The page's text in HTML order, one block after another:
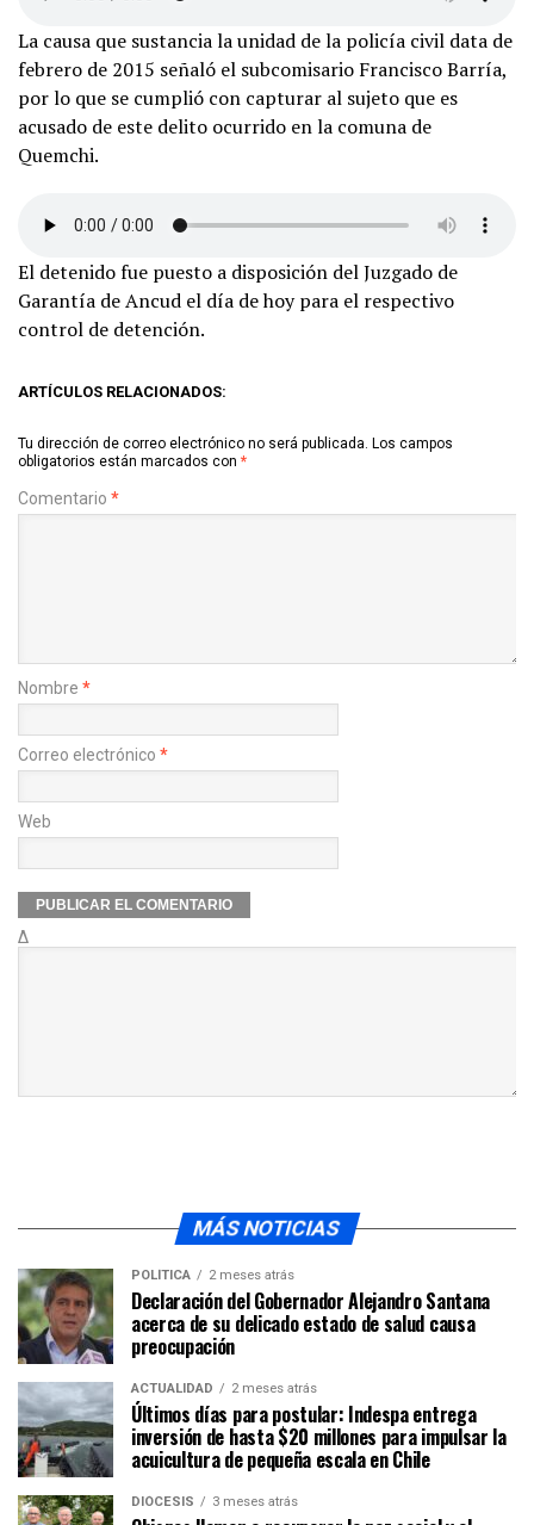
La causa que sustancia la unidad de la policía civil data de
febrero de 2015 señaló el subcomisario Francisco Barría,
por lo que se cumplió con capturar al sujeto que es
acusado de este delito ocurrido en la comuna de
Quemchi.
El detenido fue puesto a disposición del Juzgado de
Garantía de Ancud el día de hoy para el respectivo
control de detención.
ARTÍCULOS RELACIONADOS:
Tu dirección de correo electrónico no será publicada. Los campos
obligatorios están marcados con *
Comentario *
Nombre *
Correo electrónico *
Web
Δ
MÁS NOTICIAS
POLÍTICA 2 meses atrás
Declaración del Gobernador Alejandro Santana
acerca de su delicado estado de salud causa
preocupación
ACTUALIDAD 2 meses atrás
Últimos días para postular: Indespa entrega
inversión de hasta $20 millones para impulsar la
acuicultura de pequeña escala en Chile
DIÓCESIS 3 meses atrás